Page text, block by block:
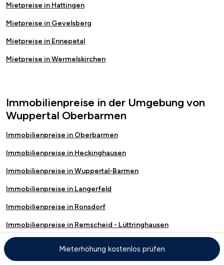
Mietpreise in Hattingen
Mietpreise in Gevelsberg
Mietpreise in Ennepetal
Mietpreise in Wermelskirchen
Immobilienpreise in der Umgebung von
Wuppertal Oberbarmen
Immobilienpreise in Oberbarmen
Immobilienpreise in Heckinghausen
Immobilienpreise in Wuppertal-Barmen
Immobilienpreise in Langerfeld
Immobilienpreise in Ronsdorf
Immobilienpreise in Remscheid - Lüttringhausen
Immobilienpreise in Wuppertal-Elberfeld
Immobilienpreise in Wuppertal-Uellendahl-Katernberg
Mieterhöhung kostenlos prüfen